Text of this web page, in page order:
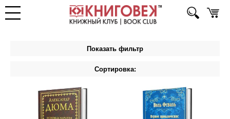
Показать фильтр
Сортировка: